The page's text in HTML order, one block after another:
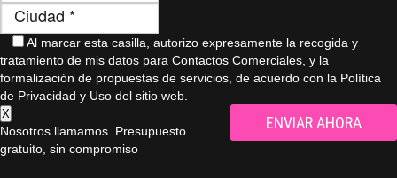
Al marcar esta casilla, autorizo ​​expresamente la recogida y
tratamiento de mis datos para Contactos Comerciales, y la
formalización de propuestas de servicios, de acuerdo con la Política
de Privacidad y Uso del sitio web.
X
Nosotros llamamos. Presupuesto
gratuito, sin compromiso